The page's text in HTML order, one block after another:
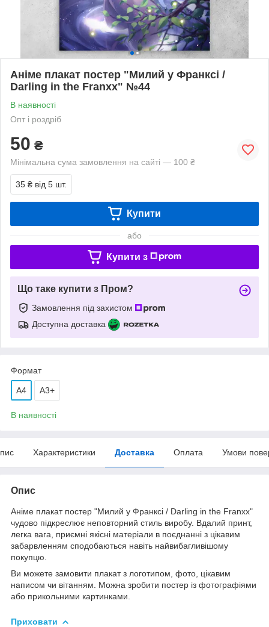
Аніме плакат постер "Милий у Франксі /
Darling in the Franxx" №44
В наявності
Опт і роздріб
50 ₴
Мінімальна сума замовлення на сайті — 100 ₴
35 ₴ від 5 шт.
Купити
або
Купити з
Що таке купити з Пром?
Замовлення під захистом
Доступна доставка
Формат
A4 А3+
В наявності
Характеристики Доставка Оплата Умови
Опис
Аніме плакат постер "Милий у Франксі / Darling in the Franxx"
чудово підкреслює неповторний стиль виробу. Вдалий принт,
легка вага, приємні якісні матеріали в поєднанні з цікавим
забарвленням сподобаються навіть найвибагливішому
покупцю.
Ви можете замовити плакат з логотипом, фото, цікавим
написом чи вітанням. Можна зробити постер із фотографіями
або прикольними картинками.
Приховати